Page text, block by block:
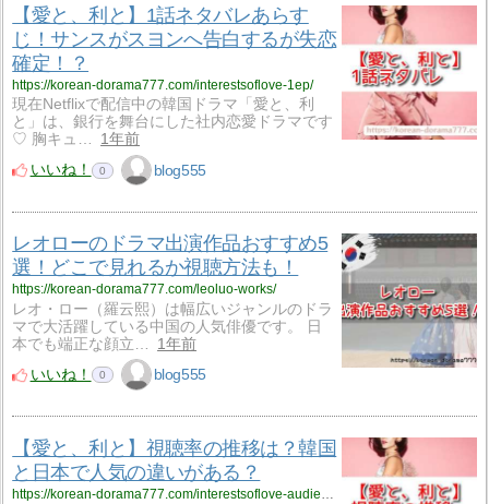
【愛と、利と】1話ネタバレあらす
じ！サンスがスヨンへ告白するが失恋
確定！？
https://korean-dorama777.com/interestsoflove-1ep/
現在Netflixで配信中の韓国ドラマ「愛と、利
と」は、銀行を舞台にした社内恋愛ドラマです
♡ 胸キュ…
1年前
いいね！
0 blog555
レオローのドラマ出演作品おすすめ5
選！どこで見れるか視聴方法も！
https://korean-dorama777.com/leoluo-works/
レオ・ロー（羅云熙）は幅広いジャンルのドラ
マで大活躍している中国の人気俳優です。 日
本でも端正な顔立…
1年前
いいね！
0 blog555
【愛と、利と】視聴率の推移は？韓国
と日本で人気の違いがある？